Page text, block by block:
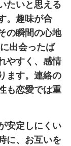
たいと思える
。趣味が合
の瞬間の心地
出会ったば
やすく、感情
ます。連絡の
も恋愛では重
安定しにくい
に、お互いを